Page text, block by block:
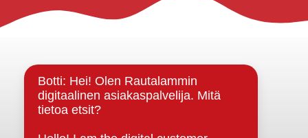
Rautalammin kunta
Strategiat, ohjelmat, ohjeet, suunnitelmat, säännöt ja
sopimukset
Asiakirjajulkisuuskuvaus
Evästeet